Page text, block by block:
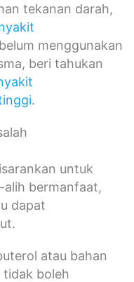
tekanan darah,
menggunakan
beri tahukan
.
untuk
alih bermanfaat,
dapat
atau bahan
tidak boleh